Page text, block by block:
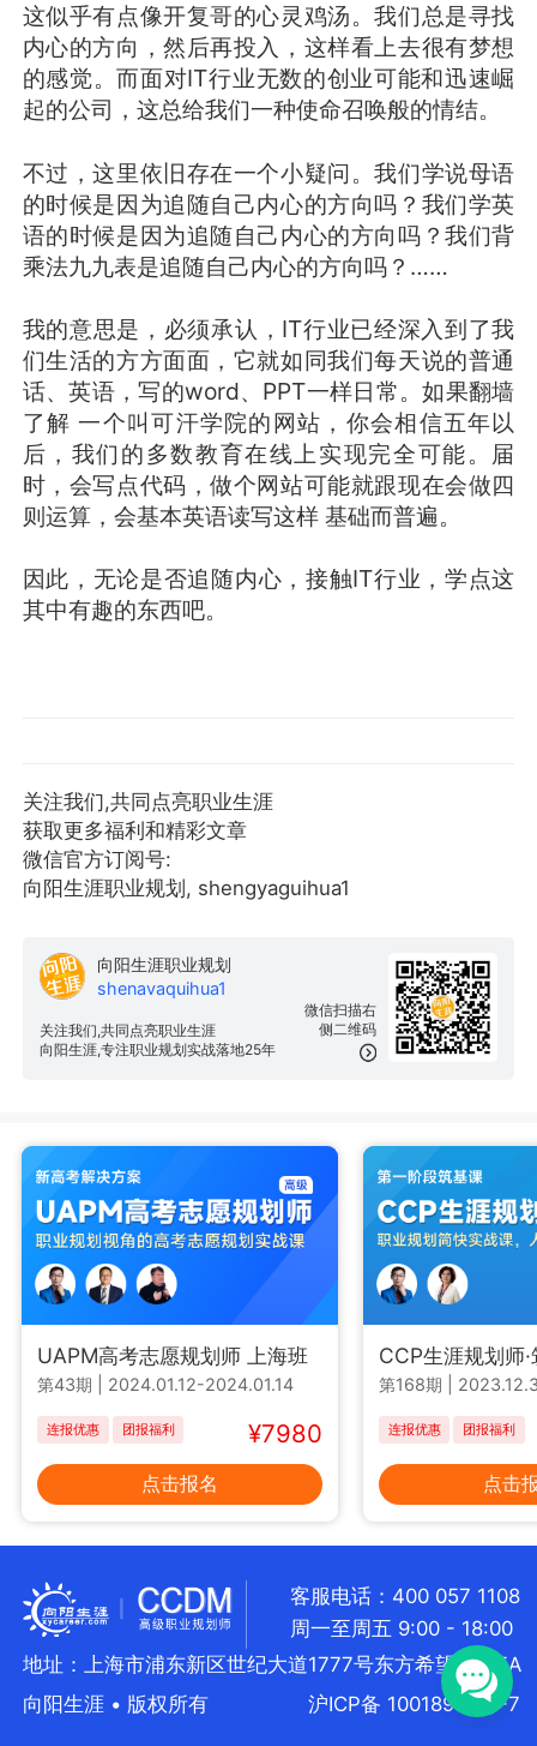
这似乎有点像开复哥的心灵鸡汤。我们总是寻找
内心的方向，然后再投入，这样看上去很有梦想
的感觉。而面对IT行业无数的创业可能和迅速崛
起的公司，这总给我们一种使命召唤般的情结。
不过，这里依旧存在一个小疑问。我们学说母语
的时候是因为追随自己内心的方向吗？我们学英
语的时候是因为追随自己内心的方向吗？我们背
乘法九九表是追随自己内心的方向吗？……
我的意思是，必须承认，IT行业已经深入到了我
们生活的方方面面，它就如同我们每天说的普通
话、英语，写的word、PPT一样日常。如果翻墙
了解 一个叫可汗学院的网站，你会相信五年以
后，我们的多数教育在线上实现完全可能。届
时，会写点代码，做个网站可能就跟现在会做四
则运算，会基本英语读写这样 基础而普遍。
因此，无论是否追随内心，接触IT行业，学点这
其中有趣的东西吧。
关注我们,共同点亮职业生涯
获取更多福利和精彩文章
微信官方订阅号:
向阳生涯职业规划, shengyaguihua1
微信扫描右
侧二维码
向阳生涯职业规划
shenavaquihua1
关注我们,共同点亮职业生涯
向阳生涯,专注职业规划实战落地25年
UAPM高考志愿规划师 上海班
第43期 2024.01.12-2024.01.14
连报优惠 团报福利 ¥7980
点击报名
CCP生涯规划师
第168期
连报优惠 团报福利
点击
客服电话：400 057 1108
周一至周五 9:00 - 18:00
地址：上海市浦东新区世纪大道1777号东方希望大厦5A
向阳生涯 • 版权所有
沪ICP备 10018957号-7